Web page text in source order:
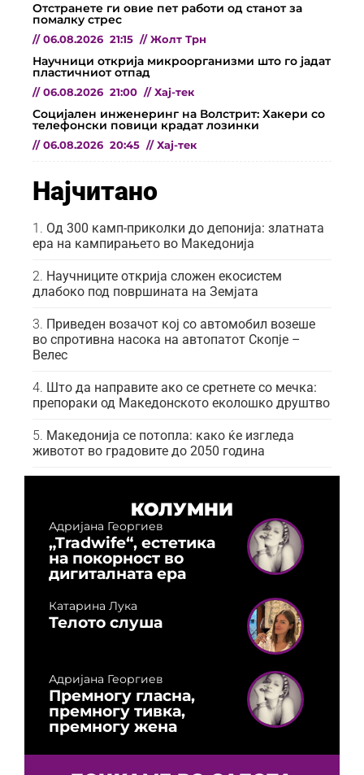
Отстранете ги овие пет работи од станот за
помалку стрес
// 06.08.2026 21:15 // Жолт Трн
Научници открија микроорганизми што го јадат
пластичниот отпад
// 06.08.2026 21:00 // Хај-тек
Социјален инженеринг на Волстрит: Хакери со
телефонски повици крадат лозинки
// 06.08.2026 20:45 // Хај-тек
Најчитано
Од 300 камп-приколки до депонија: златната
ера на кампирањето во Македонија
Научниците открија сложен екосистем
длабоко под површината на Земјата
Приведен возачот кој со автомобил возеше
во спротивна насока на автопатот Скопје –
Велес
Што да направите ако се сретнете со мечка:
препораки од Македонското еколошко друштво
Македонија се потопла: како ќе изгледа
животот во градовите до 2050 година
КОЛУМНИ
Адријана Георгиев
„Tradwife“, естетика
на покорност во
дигиталната ера
Катарина Лука
Телото слуша
Адријана Георгиев
Премногу гласна,
премногу тивка,
премногу жена